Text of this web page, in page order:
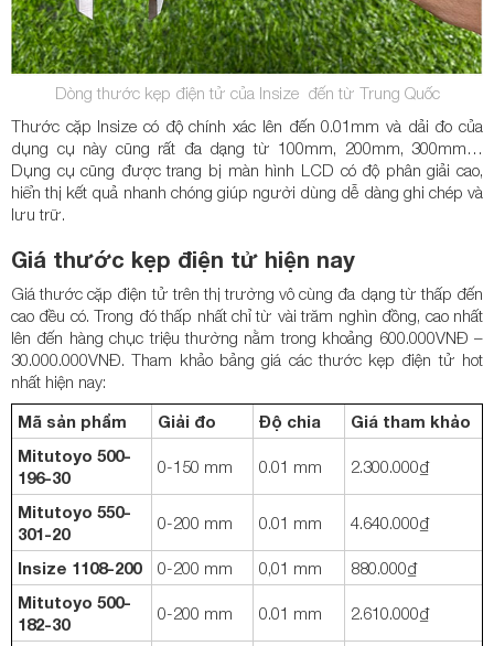
Dòng thước kẹp điện tử của Insize đến từ Trung Quốc
Thước cặp Insize có độ chính xác lên đến 0.01mm và dải đo của
dụng cụ này cũng rất đa dạng từ 100mm, 200mm, 300mm…
Dụng cụ cũng được trang bị màn hình LCD có độ phân giải cao,
hiển thị kết quả nhanh chóng giúp người dùng dễ dàng ghi chép và
lưu trữ.
Giá thước kẹp điện tử hiện nay
Giá thước cặp điện tử trên thị trường vô cùng đa dạng từ thấp đến
cao đều có. Trong đó thấp nhất chỉ từ vài trăm nghìn đồng, cao nhất
lên đến hàng chục triệu thường nằm trong khoảng 600.000VNĐ –
30.000.000VNĐ. Tham khảo bảng giá các thước kẹp điện tử hot
nhất hiện nay:
Mã sản phẩm
Giải đo Độ chia
Giá tham khảo
Mitutoyo 500-
196-30
0-150 mm 0.01 mm 2.300.000₫
Mitutoyo 550-
301-20
0-200 mm 0.01 mm 4.640.000₫
Insize 1108-200 0-200 mm 0,01 mm
880.000₫
Mitutoyo 500-
182-30
0-200 mm 0.01 mm 2.610.000₫